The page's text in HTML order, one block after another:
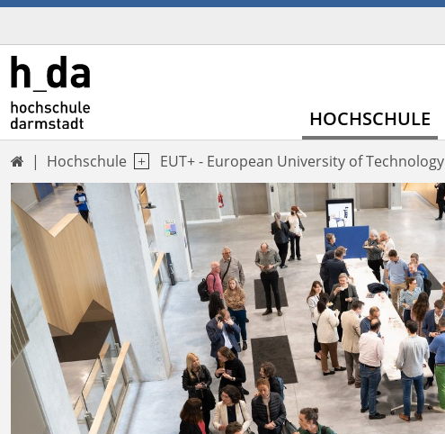
HOCHSCHULE
 Hochschule EUT+ - European University of Technology